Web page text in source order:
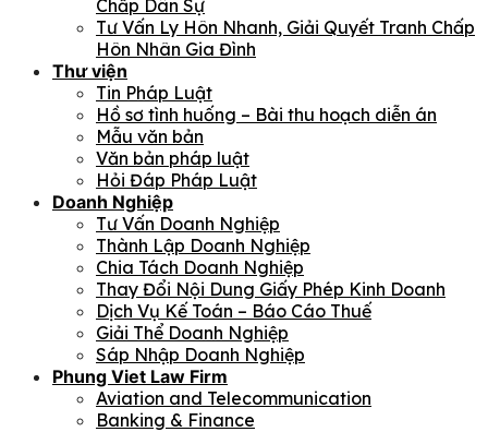
Chấp Dân Sự
Tư Vấn Ly Hôn Nhanh, Giải Quyết Tranh Chấp
Hôn Nhân Gia Đình
Thư viện
Tin Pháp Luật
Hồ sơ tình huống – Bài thu hoạch diễn án
Mẫu văn bản
Văn bản pháp luật
Hỏi Đáp Pháp Luật
Doanh Nghiệp
Tư Vấn Doanh Nghiệp
Thành Lập Doanh Nghiệp
Chia Tách Doanh Nghiệp
Thay Đổi Nội Dung Giấy Phép Kinh Doanh
Dịch Vụ Kế Toán – Báo Cáo Thuế
Giải Thể Doanh Nghiệp
Sáp Nhập Doanh Nghiệp
Phung Viet Law Firm
Aviation and Telecommunication
Banking & Finance